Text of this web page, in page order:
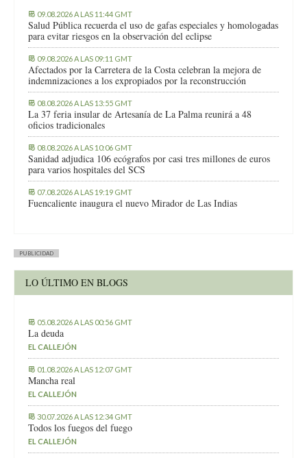
09.08.2026 A LAS 11:44 GMT
Salud Pública recuerda el uso de gafas especiales y homologadas
para evitar riesgos en la observación del eclipse
09.08.2026 A LAS 09:11 GMT
Afectados por la Carretera de la Costa celebran la mejora de
indemnizaciones a los expropiados por la reconstrucción
08.08.2026 A LAS 13:55 GMT
La 37 feria insular de Artesanía de La Palma reunirá a 48
oficios tradicionales
08.08.2026 A LAS 10:06 GMT
Sanidad adjudica 106 ecógrafos por casi tres millones de euros
para varios hospitales del SCS
07.08.2026 A LAS 19:19 GMT
Fuencaliente inaugura el nuevo Mirador de Las Indias
PUBLICIDAD
LO ÚLTIMO EN BLOGS
05.08.2026 A LAS 00:56 GMT
La deuda
EL CALLEJÓN
01.08.2026 A LAS 12:07 GMT
Mancha real
EL CALLEJÓN
30.07.2026 A LAS 12:34 GMT
Todos los fuegos del fuego
EL CALLEJÓN